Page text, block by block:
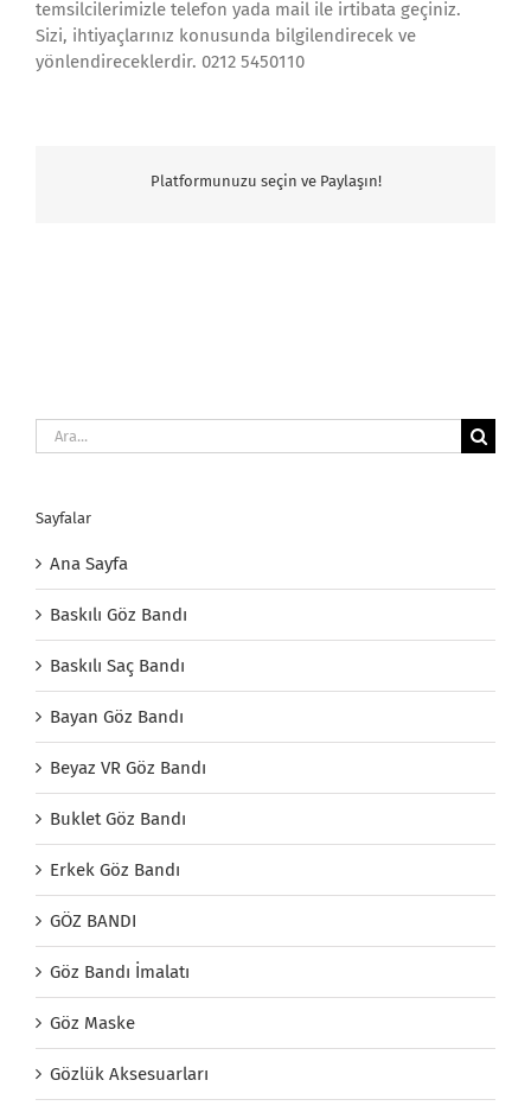
temsilcilerimizle telefon yada mail ile irtibata geçiniz.
Sizi, ihtiyaçlarınız konusunda bilgilendirecek ve
yönlendireceklerdir. 0212 5450110
Platformunuzu seçin ve Paylaşın!
Ara:
Sayfalar
Ana Sayfa
Baskılı Göz Bandı
Baskılı Saç Bandı
Bayan Göz Bandı
Beyaz VR Göz Bandı
Buklet Göz Bandı
Erkek Göz Bandı
GÖZ BANDI
Göz Bandı İmalatı
Göz Maske
Gözlük Aksesuarları